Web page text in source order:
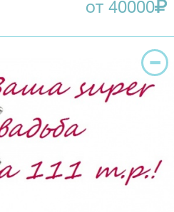
от 40000